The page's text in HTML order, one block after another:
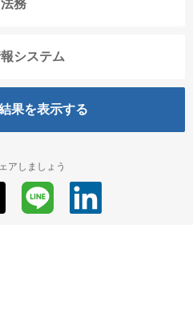
法務
システム
果を表示する
アしましょう